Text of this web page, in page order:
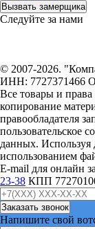
Вызвать замерщика
Следуйте за нами
© 2007-2026.
ИНН: 7727371466
Все товары и
копирование
правообладателя
пользовательское
данных. Используя
использованием
E-mail для онлайн
23-38 КПП
Заказать звонок
Напишите свой